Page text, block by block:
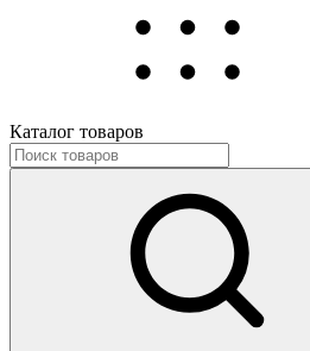
Каталог товаров